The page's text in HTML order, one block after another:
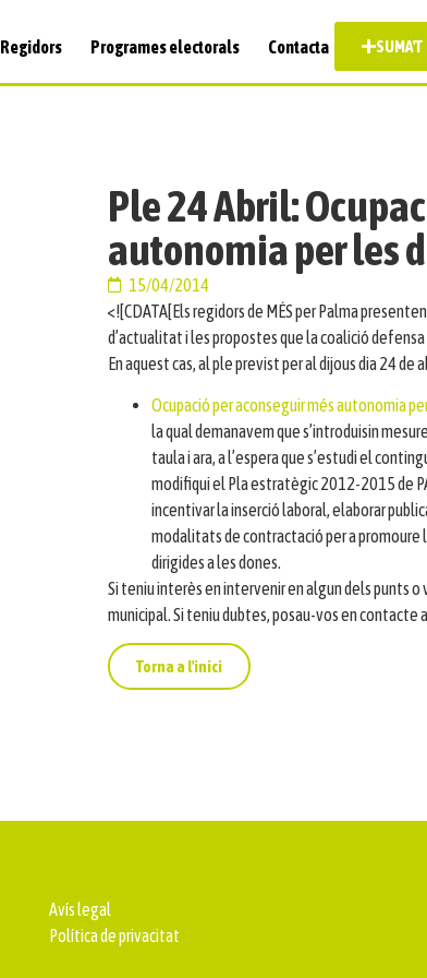
Regidors Programes electorals Contacta SUMA'T
Ple 24 Abril:
autonomia per les
15/04/2014
<![CDATA[Els regidors de MÉS per Palma
d’actualitat i les propostes que la coalició
En aquest cas, al ple previst per al dijous dia 24
Ocupació per aconseguir més autonomia
la qual demanavem que s’introduisin
taula i ara, a l’espera que s’estudi el
modifiqui el Pla estratègic 2012-2015 de
incentivar la inserció laboral, elaborar
modalitats de contractació per a promoure
dirigides a les dones.
Si teniu interès en intervenir en algun dels punts
municipal. Si teniu dubtes, posau-vos en contacte
Torna a l'inici
Avís legal
Política de privacitat